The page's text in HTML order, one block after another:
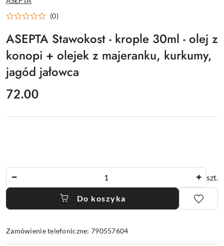
PRODUCENTA:
(0)
ASEPTA Stawokost - krople 30ml - olej z
konopi + olejek z majeranku, kurkumy,
jagód jałowca
cena:
72.00
szt.
Do koszyka
Zamówienie telefoniczne: 790557604